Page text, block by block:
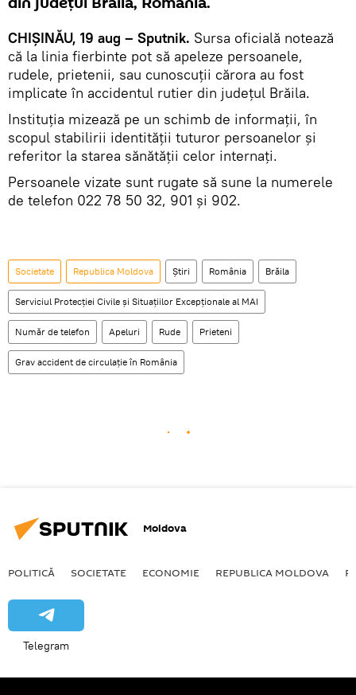
CHIŞINĂU, 19 aug – Sputnik. Sursa oficială notează
că la linia fierbinte pot să apeleze persoanele,
rudele, prietenii, sau cunoscuţii cărora au fost
implicate în accidentul rutier din județul Brăila.
Instituţia mizează pe un schimb de informații, în
scopul stabilirii identității tuturor persoanelor și
referitor la starea sănătății celor internaţi.
Persoanele vizate sunt rugate să sune la numerele
de telefon 022 78 50 32, 901 și 902.
Societate Republica Moldova Știri România Brăila
Serviciul Protecției Civile și Situațiilor Excepționale al MAI
Număr de telefon Apeluri Rude Prieteni
Grav accident de circulaţie în România
Moldova
POLITICĂ SOCIETATE ECONOMIE REPUBLICA MOLDOVA
Telegram